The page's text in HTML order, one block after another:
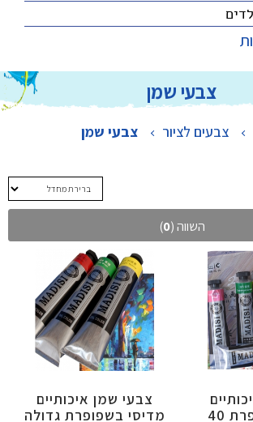
צבעי שמן
> צבעים לציור > צבעי שמן
השווה (0
)
מדיסי בשפופרת 40
צבעי שמן איכותיים
מדיסי בשפופרת גדולה